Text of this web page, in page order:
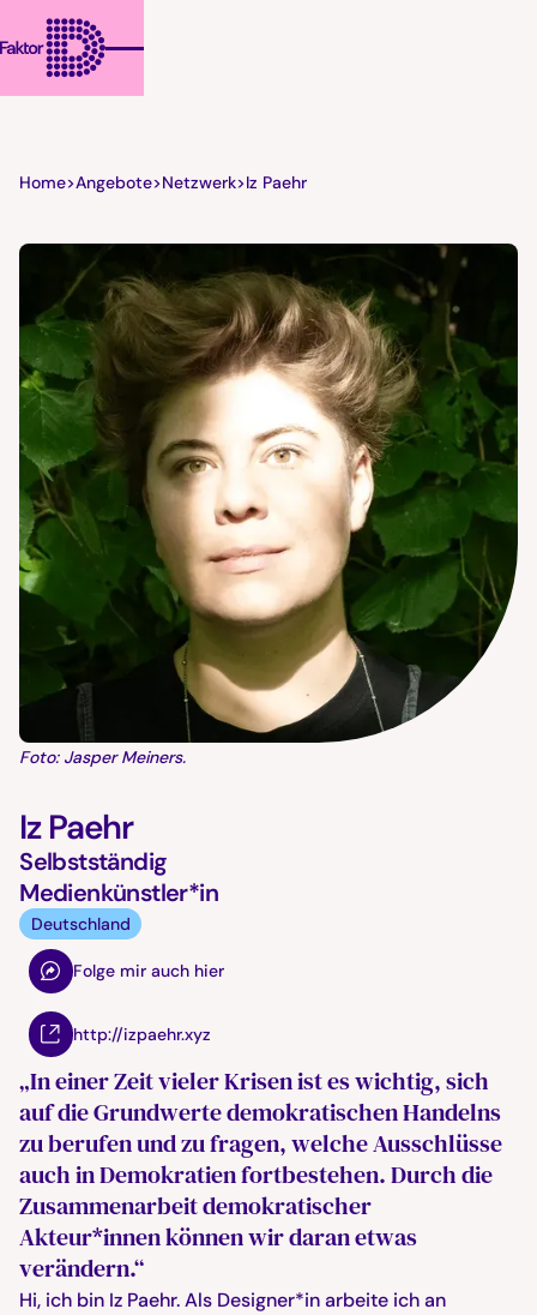
Home>Angebote>Netzwerk>Iz Paehr
Foto: Jasper Meiners.
Iz Paehr
Selbstständig
Medienkünstler*in
Deutschland
Folge mir auch hier
http://izpaehr.xyz
„In einer Zeit vieler Krisen ist es wichtig, sich
auf die Grundwerte demokratischen Handelns
zu berufen und zu fragen, welche Ausschlüsse
auch in Demokratien fortbestehen. Durch die
Zusammenarbeit demokratischer
Akteur*innen können wir daran etwas
verändern.“
Hi, ich bin Iz Paehr. Als Designer*in arbeite ich an